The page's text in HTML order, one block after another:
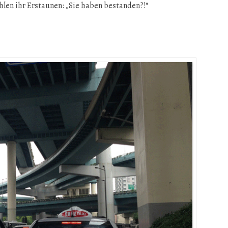
ihr Erstaunen: „Sie haben bestanden?!“